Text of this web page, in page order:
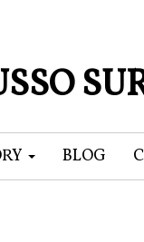
BLOG